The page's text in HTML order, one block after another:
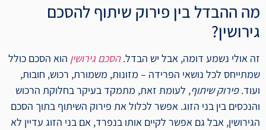
מה ההבדל בין פירוק שיתוף להסכם
גירושין?
זה אולי נשמע דומה, אבל יש הבדל.הסכם גירושין הוא הסכם כולל
שמתייחס לכל נושאי הפרידה – מזונות, משמורת, רכוש, חובות,
ועוד.פירוק שיתוף, לעומת זאת, מתמקד בעיקר בחלוקת הרכוש
והנכסים בין בני הזוג. אפשר לכלול את פירוק השיתוף בתוך הסכם
הגירושין, אבל גם אפשר לקיים אותו בנפרד, אם בני הזוג עדיין לא